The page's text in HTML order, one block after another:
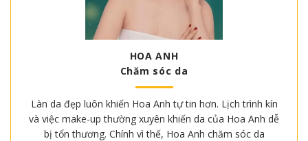
HOA ANH
Chăm sóc da
Làn da đẹp luôn khiến Hoa Anh tự tin hơn. Lịch trình kín
và việc make-up thường xuyên khiến da của Hoa Anh dễ
bị tổn thương. Chính vì thế, Hoa Anh chăm sóc da